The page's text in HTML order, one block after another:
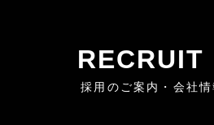
RECRUIT
採用のご案内・会社